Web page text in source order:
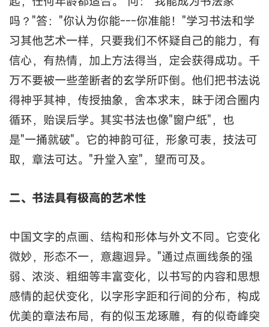
吗？"答："你认为你能---你准能！"学习书法和学
习其他艺术一样，只要我们不怀疑自己的能力，有
信心，有热情，加上方法得当，定会获得成功。千
万不要被一些垄断者的玄学所吓倒。他们把书法说
得神乎其神，传授抽象，舍本求末，昧于闭合圈内
循环，贻误后学。其实书法也像"窗户纸"，也
是"一捅就破"。它的神韵可征，形象可表，技法可
取，章法可达。"升堂入室"，望而可及。
二、书法具有极高的艺术性
中国文字的点画、结构和形体与外文不同。它变化
微妙，形态不一，意趣迥异。"通过点画线条的强
弱、浓淡、粗细等丰富变化，以书写的内容和思想
感情的起伏变化，以字形字距和行间的分布，构成
优美的章法布局，有的似玉龙琢雕，有的似奇峰突